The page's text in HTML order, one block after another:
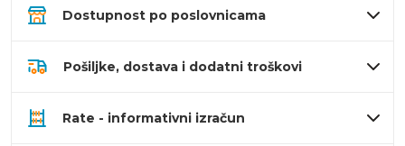
Dostupnost po poslovnicama
Pošiljke, dostava i dodatni troškovi
Rate - informativni izračun